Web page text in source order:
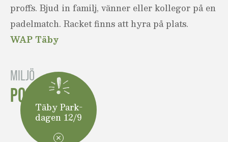
proffs. Bjud in familj, vänner eller kollegor på en
padelmatch. Racket finns att hyra på plats.
WAP Täby
MILJÖ
POOLBIL
Täby Park-
dagen 12/9